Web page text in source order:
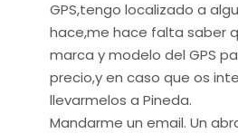
GPS,tengo localizado a
hace,me hace falta saber
marca y modelo del GPS
precio,y en caso que os
llevarmelos a Pineda.
Mandarme un email. Un